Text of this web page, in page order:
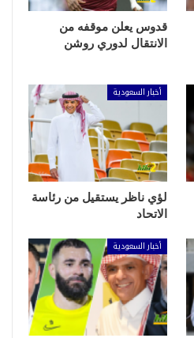
قدوس يعلن موقفه من
الانتقال لدوري روشن
أخبار السعودية
لؤي ناظر يستقيل من رئاسة
الاتحاد
أخبار السعودية